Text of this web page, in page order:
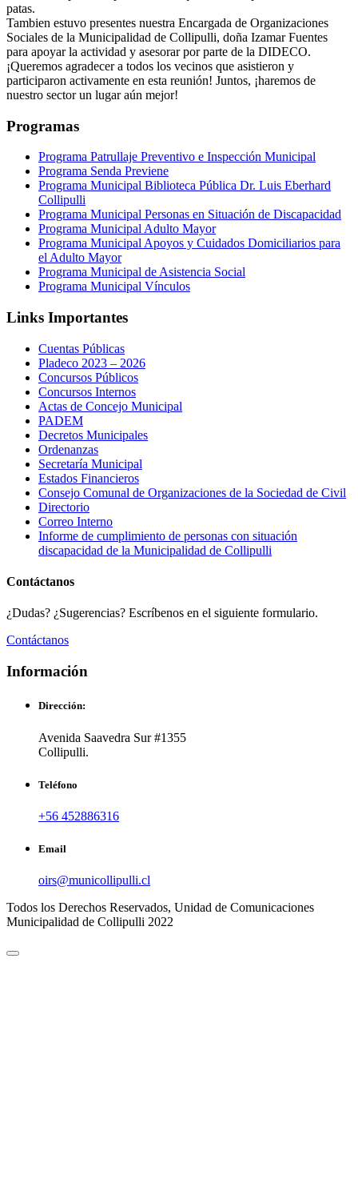
patas.
Tambien estuvo presentes nuestra Encargada de Organizaciones
Sociales de la Municipalidad de Collipulli, doña Izamar Fuentes
para apoyar la actividad y asesorar por parte de la DIDECO.
¡Queremos agradecer a todos los vecinos que asistieron y
participaron activamente en esta reunión! Juntos, ¡haremos de
nuestro sector un lugar aún mejor!
Programas
Programa Patrullaje Preventivo e Inspección Municipal
Programa Senda Previene
Programa Municipal Biblioteca Pública Dr. Luis Eberhard
Collipulli
Programa Municipal Personas en Situación de Discapacidad
Programa Municipal Adulto Mayor
Programa Municipal Apoyos y Cuidados Domiciliarios para
el Adulto Mayor
Programa Municipal de Asistencia Social
Programa Municipal Vínculos
Links Importantes
Cuentas Públicas
Pladeco 2023 – 2026
Concursos Públicos
Concursos Internos
Actas de Concejo Municipal
PADEM
Decretos Municipales
Ordenanzas
Secretaría Municipal
Estados Financieros
Consejo Comunal de Organizaciones de la Sociedad de Civil
Directorio
Correo Interno
Informe de cumplimiento de personas con situación
discapacidad de la Municipalidad de Collipulli
Contáctanos
¿Dudas? ¿Sugerencias? Escríbenos en el siguiente formulario.
Contáctanos
Información
Dirección:
Avenida Saavedra Sur #1355
Collipulli.
Teléfono
+56 452886316
Email
oirs@municollipulli.cl
Todos los Derechos Reservados, Unidad de Comunicaciones
Municipalidad de Collipulli 2022